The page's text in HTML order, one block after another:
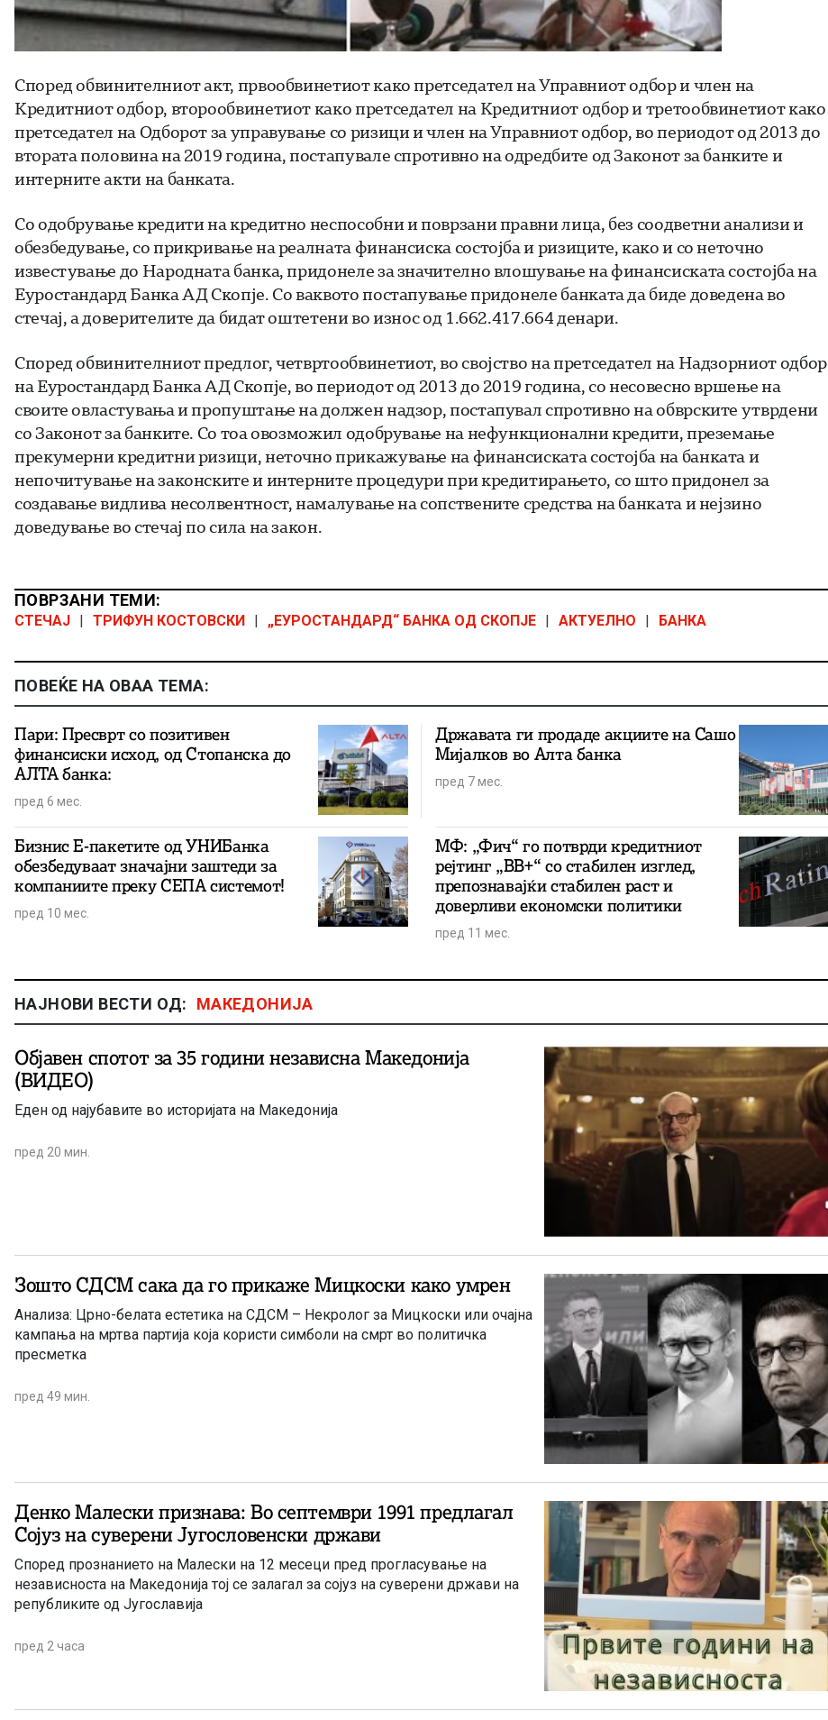
Според обвинителниот акт, првообвинетиот како претседател на Управниот одбор и член на
Кредитниот одбор, второобвинетиот како претседател на Кредитниот одбор и третообвинетиот како
претседател на Одборот за управување со ризици и член на Управниот одбор, во периодот од 2013 до
втората половина на 2019 година, постапувале спротивно на одредбите од Законот за банките и
интерните акти на банката.
Со одобрување кредити на кредитно неспособни и поврзани правни лица, без соодветни анализи и
обезбедување, со прикривање на реалната финансиска состојба и ризиците, како и со неточно
известување до Народната банка, придонеле за значително влошување на финансиската состојба на
Еуростандард Банка АД Скопје. Со ваквото постапување придонеле банката да биде доведена во
стечај, а доверителите да бидат оштетени во износ од 1.662.417.664 денари.
Според обвинителниот предлог, четвртообвинетиот, во својство на претседател на Надзорниот одбор
на Еуростандард Банка АД Скопје, во периодот од 2013 до 2019 година, со несовесно вршење на
своите овластувања и пропуштање на должен надзор, постапувал спротивно на обврските утврдени
со Законот за банките. Со тоа овозможил одобрување на нефункционални кредити, преземање
прекумерни кредитни ризици, неточно прикажување на финансиската состојба на банката и
непочитување на законските и интерните процедури при кредитирањето, со што придонел за
создавање видлива несолвентност, намалување на сопствените средства на банката и нејзино
доведување во стечај по сила на закон.
ПОВРЗАНИ ТЕМИ:
СТЕЧАЈ ТРИФУН КОСТОВСКИ „ЕУРОСТАНДАРД“ БАНКА ОД СКОПЈЕ АКТУЕЛНО БАНКА
ПОВЕЌЕ НА ОВАА ТЕМА:
Пари: Пресврт со позитивен
финансиски исход, од Стопанска до
АЛТА банка:
пред 6 мес.
Државата ги продаде акциите на Сашо
Мијалков во Алта банка
пред 7 мес.
Бизнис Е-пакетите од УНИБанка
обезбедуваат значајни заштеди за
компаниите преку СЕПА системот!
пред 10 мес.
МФ: „Фич“ го потврди кредитниот
рејтинг „BB+“ со стабилен изглед,
препознавајќи стабилен раст и
доверливи економски политики
пред 11 мес.
НАЈНОВИ ВЕСТИ ОД: МАКЕДОНИЈА
Објавен спотот за 35 години независна Македонија
(ВИДЕО)
Еден од најубавите во историјата на Македонија
пред 20 мин.
Зошто СДСМ сака да го прикаже Мицкоски како умрен
Анализа: Црно-белата естетика на СДСМ – Некролог за Мицкоски или очајна
кампања на мртва партија која користи симболи на смрт во политичка
пресметка
пред 49 мин.
Денко Малески признава: Во септември 1991 предлагал
Сојуз на суверени Југословенски држави
Според прознанието на Малески на 12 месеци пред прогласување на
независноста на Македонија тој се залагал за сојуз на суверени држави на
републиките од Југославија
пред 2 часа